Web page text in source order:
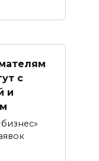
с
и